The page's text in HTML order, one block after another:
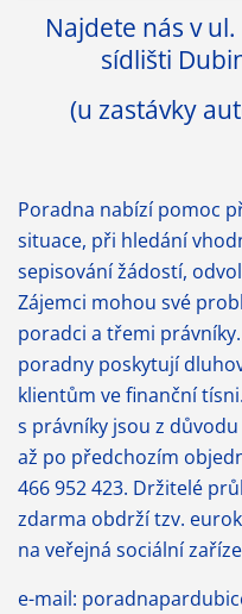
Najdete nás v
sídlišti
(u zastávky
Poradna nabízí pomoc
situace, při hledání
sepisování žádostí,
Zájemci mohou své
poradci a třemi
poradny poskytují
klientům ve finanční
s právníky jsou z
až po předchozím
466 952 423. Držitelé
zdarma obdrží tzv.
na veřejná sociální
e-mail: